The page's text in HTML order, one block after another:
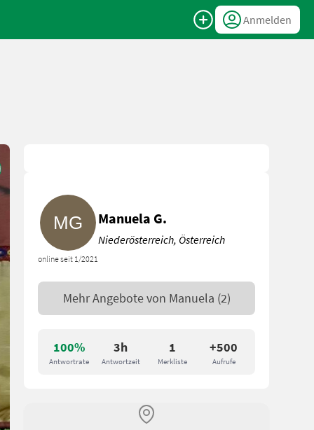
Anmelden
100%
Antwortrate
3h
Antwortzeit
1
Merkliste
+500
Aufrufe
online seit 1/2021
Manuela G.
Niederösterreich, Österreich
Mehr Angebote von Manuela (2)